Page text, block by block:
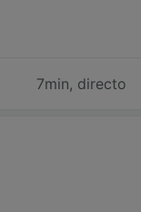
7min, directo